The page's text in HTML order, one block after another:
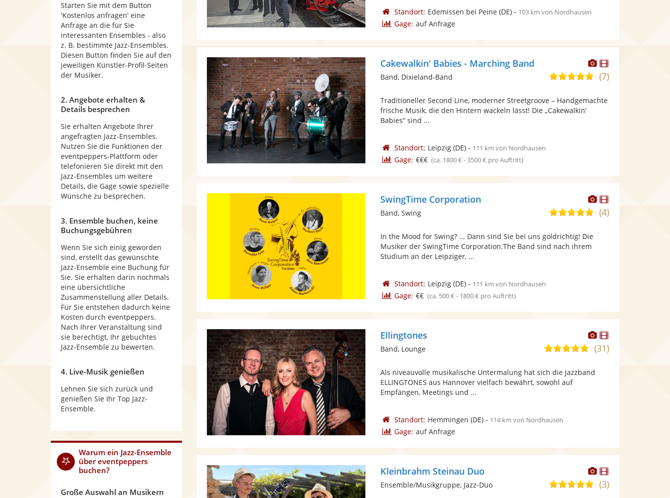
Standort: Edemissen bei Peine(DE)- 103 km von Nordhausen
Gage: auf Anfrage
Dieser
Künstler
stellt
Fotos
bereit.
Dieser
Künstler
Cakewalkin' Babies - Marching Band
5,0
5
(7)
Band, Dixieland-Band
Traditioneller Second Line, moderner Streetgroove – Handgemachte
frische Musik, die den Hintern wackeln lässt! Die „Cakewalkin’
Babies“ sind ...
Standort: Leipzig(DE)- 111 km von Nordhausen
Gage: €€€ (ca. 1800 € - 3500 € pro Auftritt)
Dieser
Künstler
stellt
Dieser
Künstler
SwingTime Corporation
4,9(4)
Band, Swing
In the Mood for Swing? ... Dann sind Sie bei uns goldrichtig! Die
Musiker der SwingTime Corporation.The Band sind nach ihrem
Studium an der Leipziger, ...
Standort: Leipzig(DE)- 111 km von Nordhausen
Gage: €€ (ca. 500 € - 1800 € pro Auftritt)
Dieser
Künstler
stellt
Dieser
Künstler
Ellingtones
5,0
5
(31)
Band, Lounge
Als niveauvolle musikalische Untermalung hat sich die Jazzband
ELLINGTONES aus Hannover vielfach bewährt, sowohl auf
Empfängen, Meetings und ...
Standort: Hemmingen (DE)- 114 km von Nordhausen
Gage: auf Anfrage
Dieser
Künstler
stellt
Dieser
Künstler
Kleinbrahm Steinau Duo
5,0(3)
Ensemble/Musikgruppe, Jazz-Duo
Starten Sie mit dem Button
'Kostenlos anfragen' eine
Anfrage an die für Sie
interessanten Ensembles - also
z. B. bestimmte Jazz-Ensembles.
Diesen Button finden Sie auf den
jeweiligen Künstler-Profil-Seiten
der Musiker.
2. Angebote erhalten &
Details besprechen
Sie erhalten Angebote Ihrer
angefragten Jazz-Ensembles.
Nutzen Sie die Funktionen der
eventpeppers-Plattform oder
telefonieren Sie direkt mit den
Jazz-Ensembles um weitere
Details, die Gage sowie spezielle
Wünsche zu besprechen.
3. Ensemble buchen, keine
Buchungsgebühren
Wenn Sie sich einig geworden
sind, erstellt das gewünschte
Jazz-Ensemble eine Buchung für
Sie. Sie erhalten darin nochmals
eine übersichtliche
Zusammenstellung aller Details.
Für Sie entstehen dadurch keine
Kosten durch eventpeppers.
Nach Ihrer Veranstaltung sind
sie berechtigt, Ihr gebuchtes
Jazz-Ensemble zu bewerten.
4. Live-Musik genießen
Lehnen Sie sich zurück und
genießen Sie Ihr Top Jazz-
Ensemble.
Warum ein Jazz-Ensemble
über eventpeppers
buchen?
Große Auswahl an Musikern